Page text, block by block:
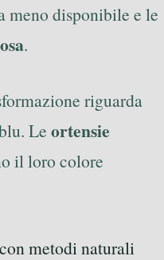
meno disponibile e le
.
riguarda
Le ortensie
il loro colore
metodi naturali